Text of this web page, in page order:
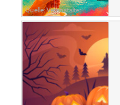
Quelle: Veranstalter